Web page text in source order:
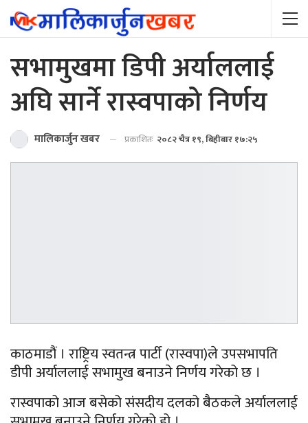
सभामुखमा डिपी अर्याललाई
अघि सार्ने रास्वपाको निर्णय
मालिकार्जुन खबर प्रकाशितः २०८२ चैत्र १९, बिहीबार १७:२५
काठमाडौं । राष्ट्रिय स्वतन्त्र पार्टी (रास्वपा)ले उपसभापति
डीपी अर्याललाई सभामुख बनाउने निर्णय गरेको छ ।
रास्वपाको आज बसेको संसदीय दलको बैठकले अर्याललाई